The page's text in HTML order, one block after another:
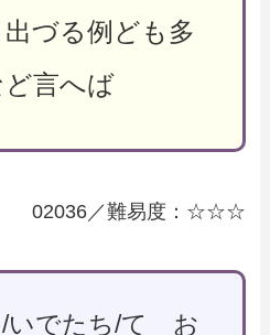
づる例ども多
言へば
02036／難易度：☆☆☆
/いでたち/て お